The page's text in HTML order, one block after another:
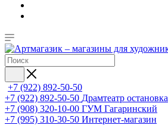
+7 (922) 892-50-50
+7 (922) 892-50-50 Драмтеатр остановка
+7 (908) 320-10-00 ГУМ Гагаринский
+7 (995) 310-30-50 Интернет-магазин